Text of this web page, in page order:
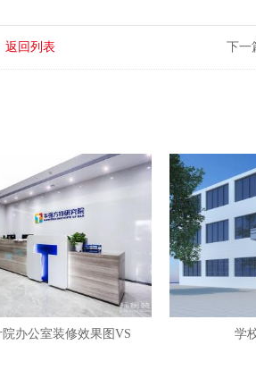
下一篇
返回列表
办公室装修效果图VS 学